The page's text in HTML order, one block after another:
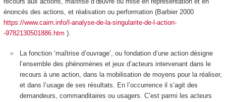
énoncés des actions, et réalisationou performation (Barbier 2000
https://www.cairn.info/l-analyse-de-la-singularite-de-l-action-
-9782130501886.htm ).
La fonction ‘maîtrise d’ouvrage’, ou fondation d’une action désigne
l’ensemble des phénomènes et jeux d’acteurs intervenant dans le
recours à une action, dans la mobilisation de moyens pour la réaliser,
et dans l’usage de ses résultats. En l’occurrence il s’agit des
demandeurs, commanditaires ou usagers. C’est parmi les acteurs